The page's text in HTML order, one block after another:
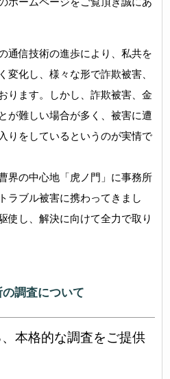
通信技術の進歩により、私共を
変化し、様々な形で詐欺被害、
ります。しかし、詐欺被害、金
が難しい場合が多く、被害に遭
りをしているというのが実情で
界の中心地「虎ノ門」に事務所
ラブル被害に携わってきまし
使し、解決に向けて全力で取り
調査について
本格的な調査をご提供